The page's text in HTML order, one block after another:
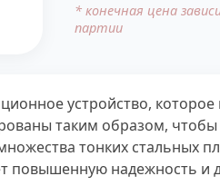
* конечная цена
партии
устройство,
таким образом,
тонких стальных
повышенную надежность и